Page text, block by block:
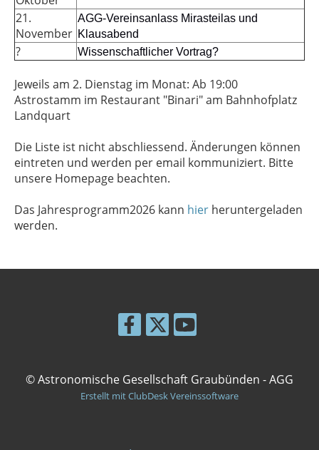
21.
November
AGG-Vereinsanlass Mirasteilas und
Klausabend
? Wissenschaftlicher Vortrag?
Jeweils am 2. Dienstag im Monat: Ab 19:00
Astrostamm im Restaurant "Binari" am Bahnhofplatz
Landquart
Die Liste ist nicht abschliessend. Änderungen können
eintreten und werden per email kommuniziert. Bitte
unsere Homepage beachten.
Das Jahresprogramm2026 kann hier heruntergeladen
werden.
© Astronomische Gesellschaft Graubünden - AGG
Erstellt mit ClubDesk Vereinssoftware